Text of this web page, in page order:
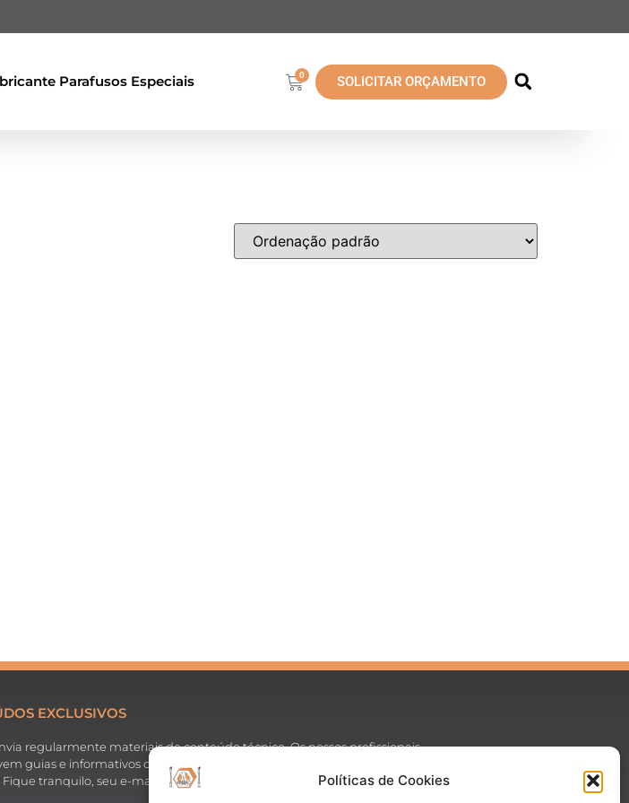
Políticas de Cookies
Parafusos Especiais 0 SOLICITAR ORÇAMENTO
EXCLUSIVOS
regularmente materiais de conteúdo técnico. Os nossos profissionais,
guias e informativos dos mais diversos assuntos do universo dos
tranquilo, seu e-mail está seguro conosco. Somos contra o spam!